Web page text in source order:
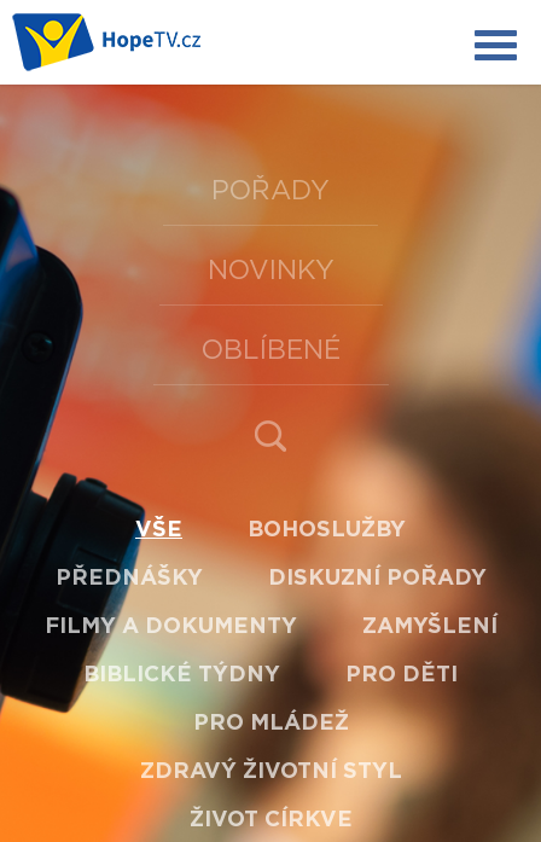
POŘADY
NOVINKY
OBLÍBENÉ
VŠE BOHOSLUŽBY
PŘEDNÁŠKY DISKUZNÍ POŘADY
FILMY A DOKUMENTY ZAMYŠLENÍ
BIBLICKÉ TÝDNY PRO DĚTI
PRO MLÁDEŽ
ZDRAVÝ ŽIVOTNÍ STYL
ŽIVOT CÍRKVE